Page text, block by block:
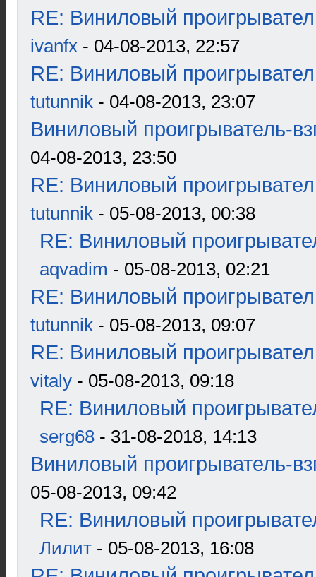
RE: Виниловый
ivanfx - 04-08-2013, 22:57
RE: Виниловый
tutunnik - 04-08-2013, 23:07
Виниловый проигрыватель-
04-08-2013, 23:50
RE: Виниловый
tutunnik - 05-08-2013, 00:38
RE: Виниловый
aqvadim - 05-08-2013, 02:21
RE: Виниловый
tutunnik - 05-08-2013, 09:07
RE: Виниловый
vitaly - 05-08-2013, 09:18
RE: Виниловый
serg68 - 31-08-2018, 14:13
Виниловый проигрыватель-
05-08-2013, 09:42
RE: Виниловый
Лилит - 05-08-2013, 16:08